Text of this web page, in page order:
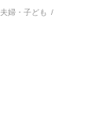
夫婦・子ども